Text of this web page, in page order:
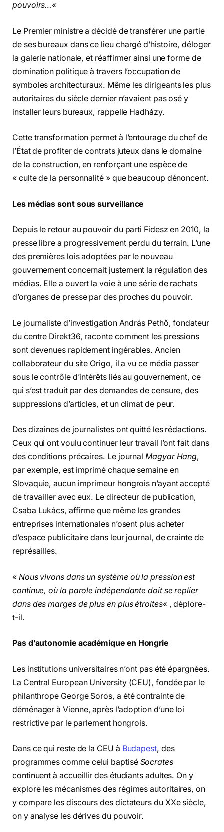
pouvoirs…«
Le Premier ministre a décidé de transférer une partie
de ses bureaux dans ce lieu chargé d’histoire, déloger
la galerie nationale, et réaffirmer ainsi une forme de
domination politique à travers l’occupation de
symboles architecturaux. Même les dirigeants les plus
autoritaires du siècle dernier n’avaient pas osé y
installer leurs bureaux, rappelle Hadházy.
Cette transformation permet à l’entourage du chef de
l’État de profiter de contrats juteux dans le domaine
de la construction, en renforçant une espèce de
« culte de la personnalité » que beaucoup dénoncent.
Les médias sont sous surveillance
Depuis le retour au pouvoir du parti Fidesz en 2010, la
presse libre a progressivement perdu du terrain. L’une
des premières lois adoptées par le nouveau
gouvernement concernait justement la régulation des
médias. Elle a ouvert la voie à une série de rachats
d’organes de presse par des proches du pouvoir.
Le journaliste d’investigation András Pethő, fondateur
du centre Direkt36, raconte comment les pressions
sont devenues rapidement ingérables. Ancien
collaborateur du site Origo, il a vu ce média passer
sous le contrôle d’intérêts liés au gouvernement, ce
qui s’est traduit par des demandes de censure, des
suppressions d’articles, et un climat de peur.
Des dizaines de journalistes ont quitté les rédactions.
Ceux qui ont voulu continuer leur travail l’ont fait dans
des conditions précaires. Le journalMagyar Hang,
par exemple, est imprimé chaque semaine en
Slovaquie, aucun imprimeur hongrois n’ayant accepté
de travailler avec eux. Le directeur de publication,
Csaba Lukács, affirme que même les grandes
entreprises internationales n’osent plus acheter
d’espace publicitaire dans leur journal, de crainte de
représailles.
« Nous vivons dans un système où la pression est
continue, où la parole indépendante doit se replier
dans des marges de plus en plus étroites« , déplore-
t-il.
Pas d’autonomie académique en Hongrie
Les institutions universitaires n’ont pas été épargnées.
La Central European University (CEU), fondée par le
philanthrope George Soros, a été contrainte de
déménager à Vienne, après l’adoption d’une loi
restrictive par le parlement hongrois.
Dans ce qui reste de la CEU à Budapest, des
programmes comme celui baptisé Socrates
continuent à accueillir des étudiants adultes. On y
explore les mécanismes des régimes autoritaires, on
y compare les discours des dictateurs du XXe siècle,
on y analyse les dérives du pouvoir.